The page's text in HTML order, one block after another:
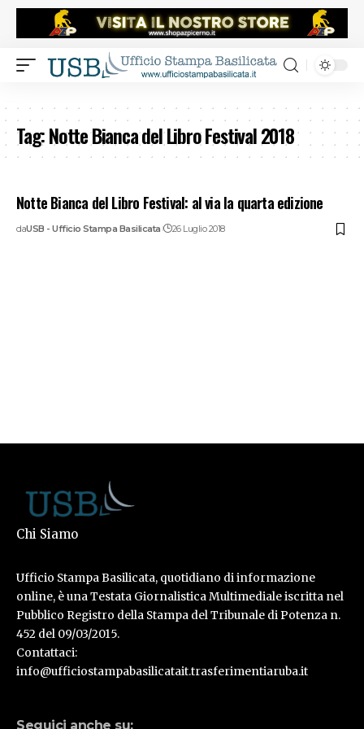
Tag:Notte Bianca del Libro Festival 2018
Notte Bianca del Libro Festival: al via la quarta edizione
daUSB - Ufficio Stampa Basilicata 26 Luglio 2018
Chi Siamo
Ufficio Stampa Basilicata, quotidiano di informazione
online, è una Testata Giornalistica Multimediale iscritta nel
Pubblico Registro della Stampa del Tribunale di Potenza n.
452 del 09/03/2015.
Contattaci:
info@ufficiostampabasilicatait.trasferimentiaruba.it
Seguici anche su: